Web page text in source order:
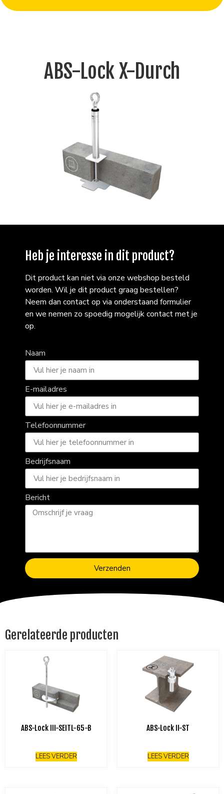
ABS-Lock X-Durch
Heb je interesse in dit product?
Dit product kan niet via onze webshop besteld
worden. Wil je dit product graag bestellen?
Neem dan contact op via onderstaand formulier
en we nemen zo spoedig mogelijk contact met je
op.
Naam
E-mailadres
Telefoonnummer
Bedrijfsnaam
Bericht
Verzenden
Gerelateerde producten
ABS-Lock III-SEITL-65-B
LEES VERDER
ABS-Lock II-ST
LEES VERDER